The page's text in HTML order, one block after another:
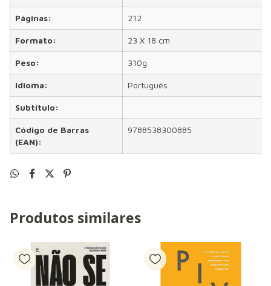
Páginas: 212
Formato: 23 X 18 cm
Peso: 310g
Idioma: Português
Subtítulo:
Código de Barras
(EAN):
9788538300885
Produtos similares